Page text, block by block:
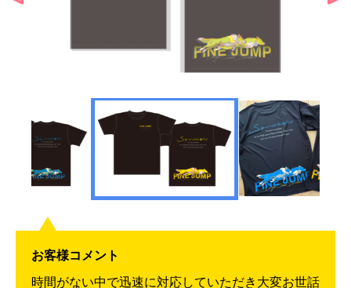
お客様コメント
時間がない中で迅速に対応していただき大変お世話